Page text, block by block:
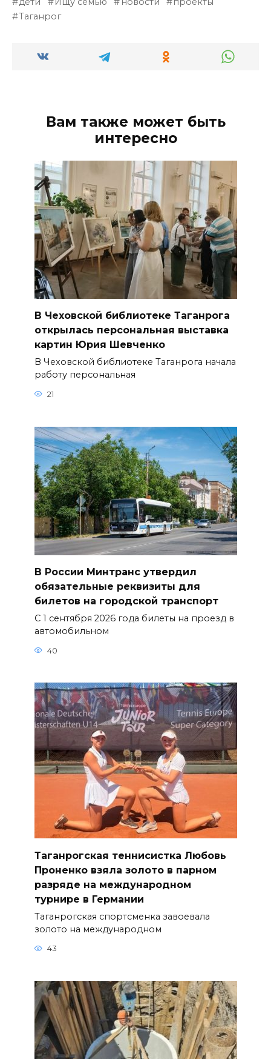
Таганрог
Вам также может быть
интересно
В Чеховской библиотеке Таганрога
открылась персональная выставка
картин Юрия Шевченко
В Чеховской библиотеке Таганрога начала
работу персональная
21
В России Минтранс утвердил
обязательные реквизиты для
билетов на городской транспорт
С 1 сентября 2026 года билеты на проезд в
автомобильном
40
Таганрогская теннисистка Любовь
Проненко взяла золото в парном
разряде на международном
турнире в Германии
Таганрогская спортсменка завоевала
золото на международном
43